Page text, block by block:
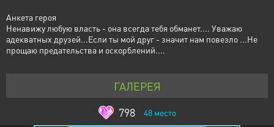
Анкета героя
Ненавижу любую власть - она всегда тебя обманет.... Уважаю
адекватных друзей...Если ты мой друг - значит нам повезло ...Не
прощаю предательства и оскорблений....
ГАЛЕРЕЯ
798
48место